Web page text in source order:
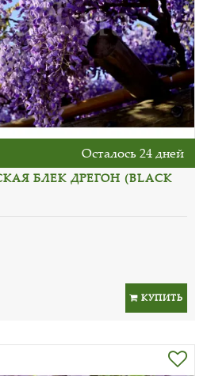
Осталось 24 дней
БЛЕК ДРЕГОН (BLACK
КУПИТЬ